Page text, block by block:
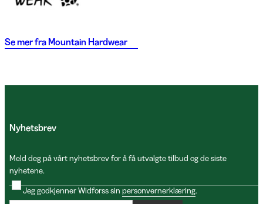
Se mer fra Mountain Hardwear
Nyhetsbrev
Meld deg på vårt nyhetsbrev for å få utvalgte tilbud og de siste
nyhetene.
Jeg godkjenner Widforss sin personvernerklæring.